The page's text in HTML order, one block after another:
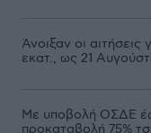
Άνοιξαν οι
εκατ., ως 21
Με υποβολή ΟΣΔΕ
προκαταβολή 75%